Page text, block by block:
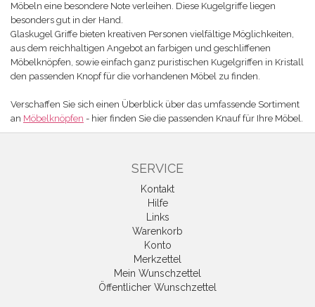
Möbeln eine besondere Note verleihen. Diese Kugelgriffe liegen
besonders gut in der Hand.
Glaskugel Griffe bieten kreativen Personen vielfältige Möglichkeiten,
aus dem reichhaltigen Angebot an farbigen und geschliffenen
Möbelknöpfen, sowie einfach ganz puristischen Kugelgriffen in Kristall
den passenden Knopf für die vorhandenen Möbel zu finden.
Verschaffen Sie sich einen Überblick über das umfassende Sortiment
an Möbelknöpfen - hier finden Sie die passenden Knauf für Ihre Möbel.
SERVICE
Kontakt
Hilfe
Links
Warenkorb
Konto
Merkzettel
Mein Wunschzettel
Öffentlicher Wunschzettel